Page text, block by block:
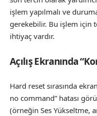
işlem yapılmalı ve
gerekebilir. Bu işlem için
ihtiyaç vardır.
Açılış Ekranında
Hard reset sırasında
no command” hatası
(örneğin Ses Yükseltme,